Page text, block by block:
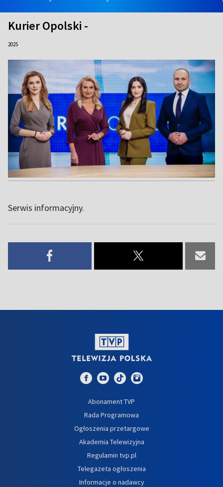
Kurier Opolski -
2025
Serwis informacyjny.
Abonament TVP
Rada Programowa
Ogłoszenia przetargowe
Akademia Telewizyjna
Regulamin tvp.pl
Telegazeta ogłoszenia
Informacje o nadawcy